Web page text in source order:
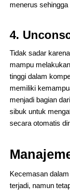
menerus
4.
Tidak sadar
mampu
tinggi dalam
memiliki
menjadi bagian
sibuk untuk
secara otomatis
Kecemasan
terjadi, namun